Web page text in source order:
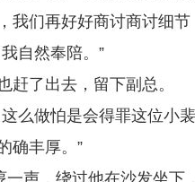
我们再好好商讨商讨细节
自然奉陪。”
赶了出去，留下副总。
么做怕是会得罪这位小
确丰厚。”
一声，绕过他在沙发坐